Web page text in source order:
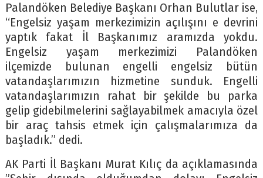
Palandöken Belediye Başkanı Orhan Bulutlar ise,
“Engelsiz yaşam merkezimizin açılışını e devrini
yaptık fakat İl Başkanımız aramızda yokdu.
Engelsiz yaşam merkezimizi Palandöken
ilçemizde bulunan engelli engelsiz bütün
vatandaşlarımızın hizmetine sunduk. Engelli
vatandaşlarımızın rahat bir şekilde bu parka
gelip gidebilmelerini sağlayabilmek amacıyla özel
bir araç tahsis etmek için çalışmalarımıza da
başladık.” dedi.
AK Parti İl Başkanı Murat Kılıç da açıklamasında